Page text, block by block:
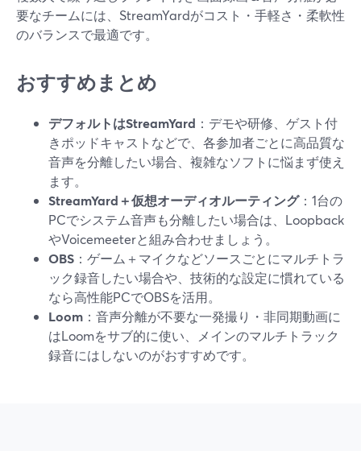
要なチームには、StreamYardがコスト・手軽さ・柔軟性
のバランスで最適です。
おすすめまとめ
デフォルトはStreamYard ：デモや研修、ゲスト付
きポッドキャストなどで、各参加者ごとに高品質な
音声を分離したい場合、複雑なソフトに悩まず使え
ます。
StreamYard＋仮想オーディオルーティング：1台の
PCでシステム音声も分離したい場合は、Loopback
やVoicemeeterと組み合わせましょう。
OBS ：ゲーム＋マイクなどソースごとにマルチトラ
ック録音したい場合や、技術的な設定に慣れている
なら高性能PCでOBSを活用。
Loom ：音声分離が不要な一発撮り・非同期動画に
はLoomをサブ的に使い、メインのマルチトラック
録音にはしないのがおすすめです。